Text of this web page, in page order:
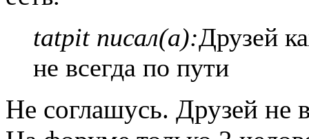
tatpit писал(а):Друзей
не всегда по пути
Не соглашусь. Друзей не